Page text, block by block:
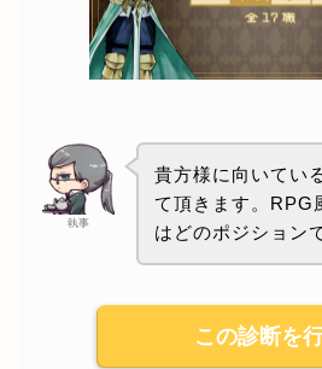
執事
貴方様に向いてい
て頂きます。RPG
はどのポジション
この診断を